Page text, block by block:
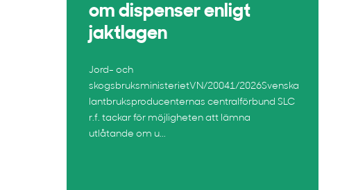
om dispenser enligt
jaktlagen
Jord- och
skogsbruksministerietVN/20041/2026Svenska
lantbruksproducenternas centralförbund SLC
r.f. tackar för möjligheten att lämna
utlåtande om u...